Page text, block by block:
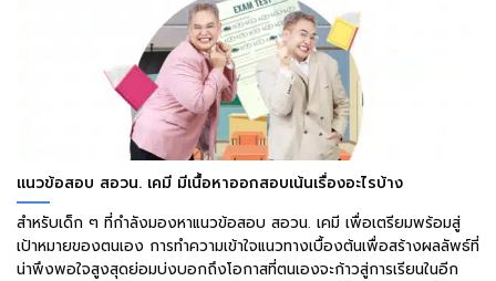
แนวข้อสอบ สอวน. เคมี มีเนื้อหาออกสอบเน้นเรื่องอะไรบ้าง
สำหรับเด็ก ๆ ที่กำลังมองหาแนวข้อสอบ สอวน. เคมี เพื่อเตรียมพร้อมสู่
เป้าหมายของตนเอง การทำความเข้าใจแนวทางเบื้องต้นเพื่อสร้างผลลัพธ์ที่
น่าพึงพอใจสูงสุดย่อมบ่งบอกถึงโอกาสที่ตนเองจะก้าวสู่การเรียนในอีก